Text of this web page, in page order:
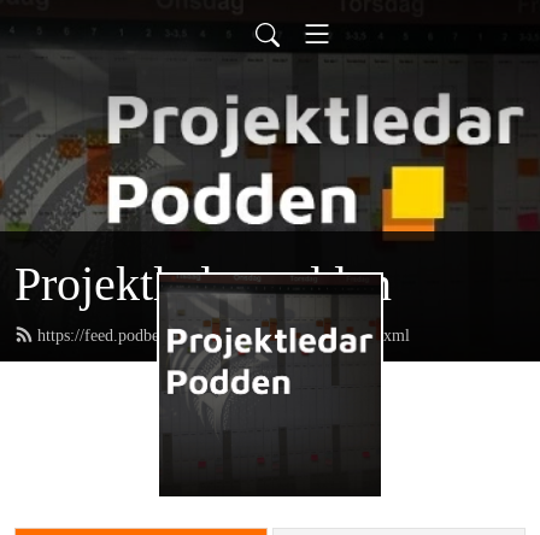
Projektledarpodden
https://feed.podbean.com/projektledarpodden/feed.xml